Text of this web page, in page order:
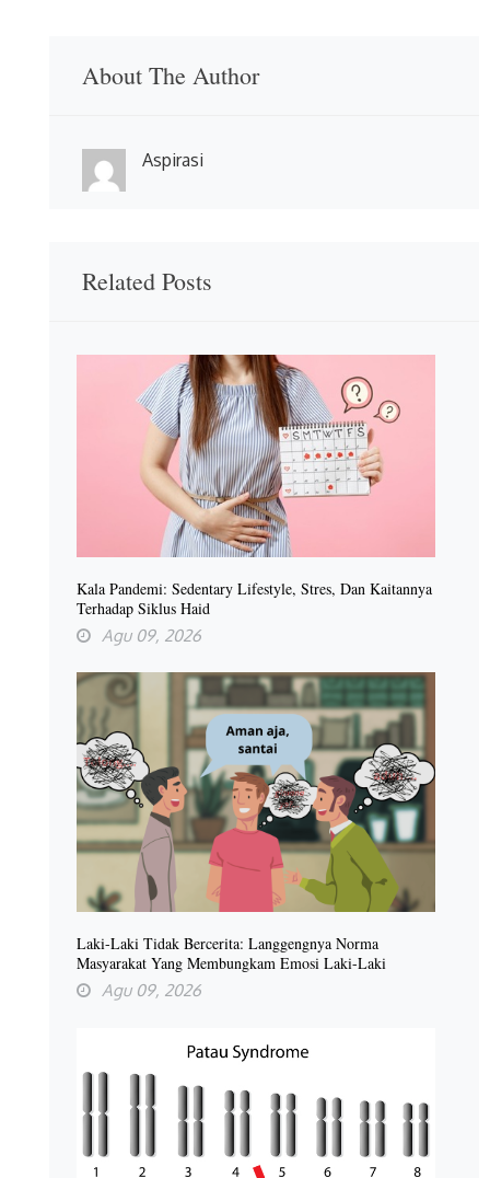
About The Author
Aspirasi
Related Posts
Kala Pandemi: Sedentary Lifestyle, Stres, Dan Kaitannya
Terhadap Siklus Haid
Agu 09, 2026
Laki-Laki Tidak Bercerita: Langgengnya Norma
Masyarakat Yang Membungkam Emosi Laki-Laki
Agu 09, 2026